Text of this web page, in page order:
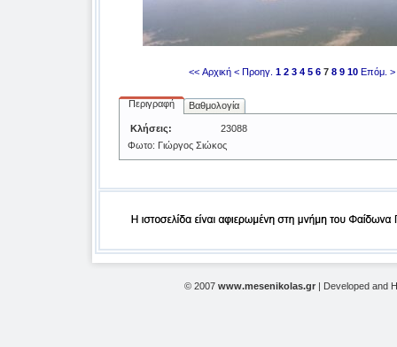
<< Αρχική < Προηγ. 1 2 3 4 5 6 7 8 9 10 Επόμ. >
Περιγραφή Βαθμολογία
Κλήσεις:
23088
Φωτο: Γιώργος Σιώκος
© 2007 www.mesenikolas.gr | Developed and